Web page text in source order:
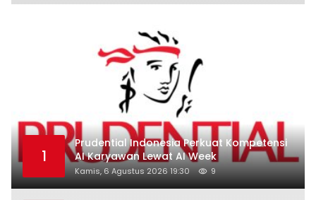
1
Prudential Indonesia Perkuat Kompetensi
AI Karyawan Lewat AI Week
Kamis, 6 Agustus 2026 19:30 9